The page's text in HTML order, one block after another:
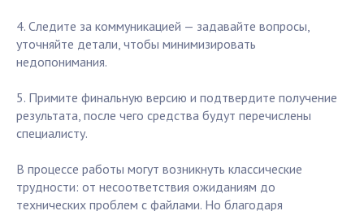
4. Следите за коммуникацией — задавайте вопросы,
уточняйте детали, чтобы минимизировать
недопонимания.
5. Примите финальную версию и подтвердите получение
результата, после чего средства будут перечислены
специалисту.
В процессе работы могут возникнуть классические
трудности: от несоответствия ожиданиям до
технических проблем с файлами. Но благодаря